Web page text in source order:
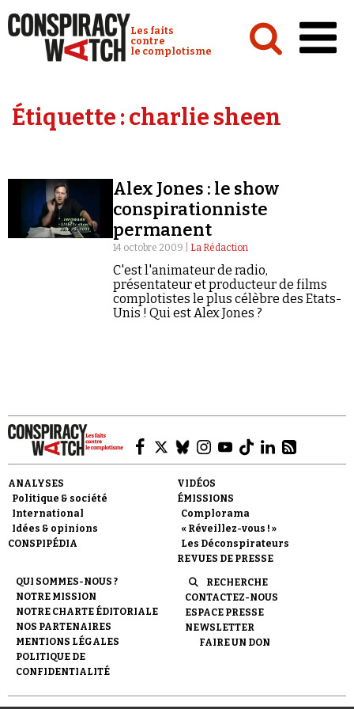
Conspiracy Watch :
Les faits
contre
le complotisme
Analyses
Vidéos
Émissions
Revues de presse
Faire un don
Demander à Vera
Étiquette :charlie sheen
Alex Jones : le show
conspirationniste
permanent
14 octobre 2009 | La Rédaction
C'est l'animateur de radio,
présentateur et producteur de films
complotistes le plus célèbre des Etats-
Unis ! Qui est Alex Jones ?
ANALYSES
Politique & société
International
Idées & opinions
CONSPIPÉDIA
VIDÉOS
ÉMISSIONS
Complorama
« Réveillez-vous ! »
Les Déconspirateurs
REVUES DE PRESSE
QUI SOMMES-NOUS ?
NOTRE MISSION
NOTRE CHARTE ÉDITORIALE
NOS PARTENAIRES
MENTIONS LÉGALES
POLITIQUE DE
CONFIDENTIALITÉ
RECHERCHE
CONTACTEZ-NOUS
ESPACE PRESSE
NEWSLETTER
FAIRE UN DON